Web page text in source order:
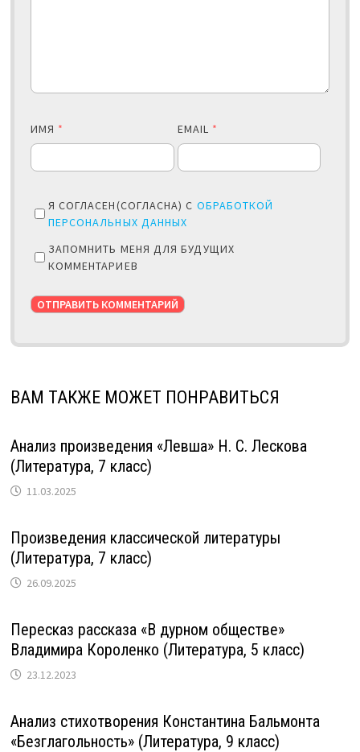
ИМЯ * EMAIL *
Я СОГЛАСЕН(СОГЛАСНА) С ОБРАБОТКОЙ
ПЕРСОНАЛЬНЫХ ДАННЫХ
ЗАПОМНИТЬ МЕНЯ ДЛЯ БУДУЩИХ
КОММЕНТАРИЕВ
ВАМ ТАКЖЕ МОЖЕТ ПОНРАВИТЬСЯ
Анализ произведения «Левша» Н. С. Лескова
(Литература, 7 класс)
11.03.2025
Произведения классической литературы
(Литература, 7 класс)
26.09.2025
Пересказ рассказа «В дурном обществе»
Владимира Короленко (Литература, 5 класс)
23.12.2023
Анализ стихотворения Константина Бальмонта
«Безглагольность» (Литература, 9 класс)